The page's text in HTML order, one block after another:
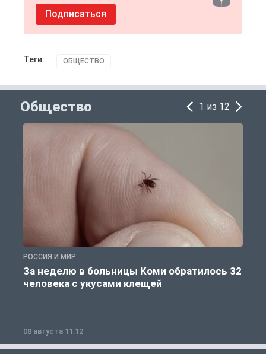
Подписаться
Теги: ОБЩЕСТВО
Общество 1 из 12
РОССИЯ И МИР
За неделю в больницы Коми обратилось 32
человека с укусами клещей
08 августа 11:12